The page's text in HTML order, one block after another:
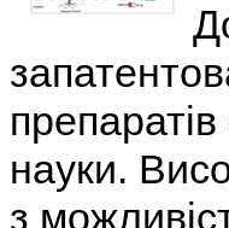
науки.
з